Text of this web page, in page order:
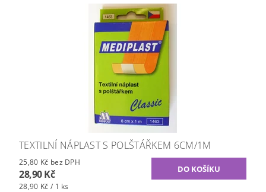
TEXTILNÍ NÁPLAST S POLŠTÁŘKEM 6CM/1M
25,80 Kč bez DPH
28,90 Kč
28,90 Kč / 1 ks